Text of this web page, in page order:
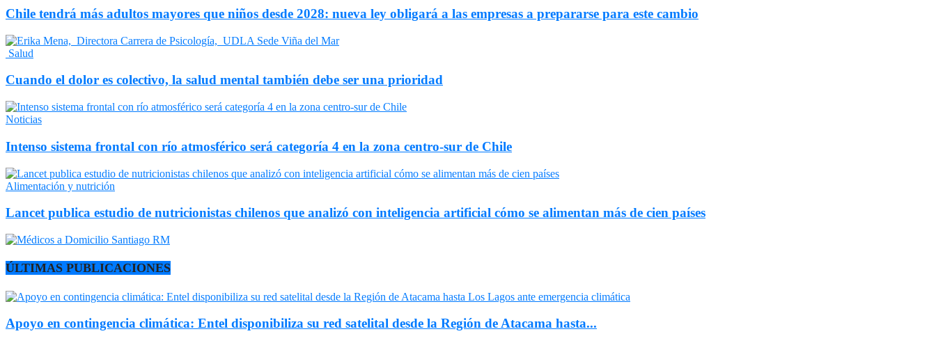
Chile tendrá más adultos mayores que niños desde 2028: nueva ley obligará a las empresas a prepararse para este cambio
Salud
Cuando el dolor es colectivo, la salud mental también debe ser una prioridad
Noticias
Intenso sistema frontal con río atmosférico será categoría 4 en la zona centro-sur de Chile
Alimentación y nutrición
Lancet publica estudio de nutricionistas chilenos que analizó con inteligencia artificial cómo se alimentan más de cien países
ÚLTIMAS PUBLICACIONES
Apoyo en contingencia climática: Entel disponibiliza su red satelital desde la Región de Atacama hasta...